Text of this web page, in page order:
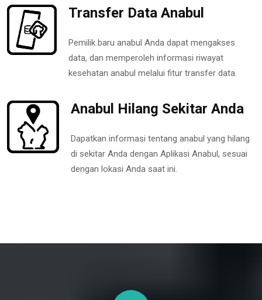
Transfer Data Anabul
Pemilik baru anabul Anda dapat mengakses
data, dan memperoleh informasi riwayat
kesehatan anabul melalui fitur transfer data.
Anabul Hilang Sekitar Anda
Dapatkan informasi tentang anabul yang hilang
di sekitar Anda dengan Aplikasi Anabul, sesuai
dengan lokasi Anda saat ini.